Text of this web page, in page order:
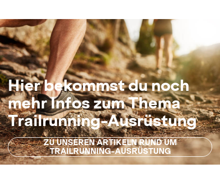
Hier bekommst du noch
mehr Infos zum Thema
Trailrunning-Ausrüstung
ZU UNSEREN ARTIKELN RUND UM
TRAILRUNNING-AUSRÜSTUNG